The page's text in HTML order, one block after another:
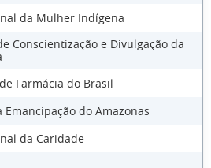
da Mulher Indígena
Conscientização e Divulgação da
Farmácia do Brasil
do Amazonas
da Caridade